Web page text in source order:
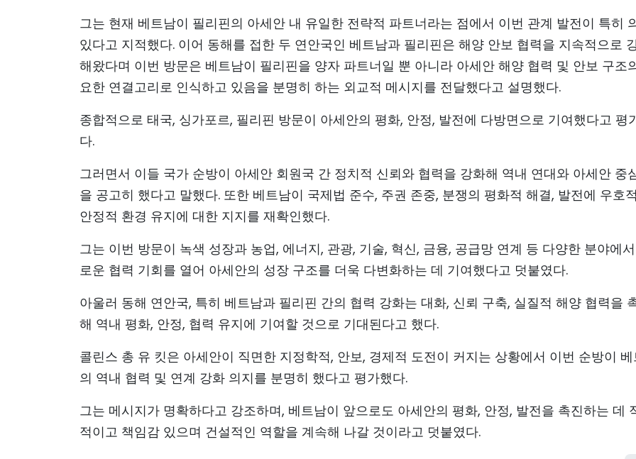
그는 현재 베트남이 필리핀의 아세안 내 유일한 전략적 파트너라는 점에서 이번 관계 발전이 특히
있다고 지적했다. 이어 동해를 접한 두 연안국인 베트남과 필리핀은 해양 안보 협력을 지속적으로
해왔다며 이번 방문은 베트남이 필리핀을 양자 파트너일 뿐 아니라 아세안 해양 협력 및 안보 구조
요한 연결고리로 인식하고 있음을 분명히 하는 외교적 메시지를 전달했다고 설명했다.
종합적으로 태국, 싱가포르, 필리핀 방문이 아세안의 평화, 안정, 발전에 다방면으로 기여했다고 평
다.
그러면서 이들 국가 순방이 아세안 회원국 간 정치적 신뢰와 협력을 강화해 역내 연대와 아세안 중
을 공고히 했다고 말했다. 또한 베트남이 국제법 준수, 주권 존중, 분쟁의 평화적 해결, 발전에 우호
안정적 환경 유지에 대한 지지를 재확인했다.
그는 이번 방문이 녹색 성장과 농업, 에너지, 관광, 기술, 혁신, 금융, 공급망 연계 등 다양한 분야에
로운 협력 기회를 열어 아세안의 성장 구조를 더욱 다변화하는 데 기여했다고 덧붙였다.
아울러 동해 연안국, 특히 베트남과 필리핀 간의 협력 강화는 대화, 신뢰 구축, 실질적 해양 협력을
해 역내 평화, 안정, 협력 유지에 기여할 것으로 기대된다고 했다.
콜린스 총 유 킷은 아세안이 직면한 지정학적, 안보, 경제적 도전이 커지는 상황에서 이번 순방이
의 역내 협력 및 연계 강화 의지를 분명히 했다고 평가했다.
그는 메시지가 명확하다고 강조하며, 베트남이 앞으로도 아세안의 평화, 안정, 발전을 촉진하는 데
적이고 책임감 있으며 건설적인 역할을 계속해 나갈 것이라고 덧붙였다.